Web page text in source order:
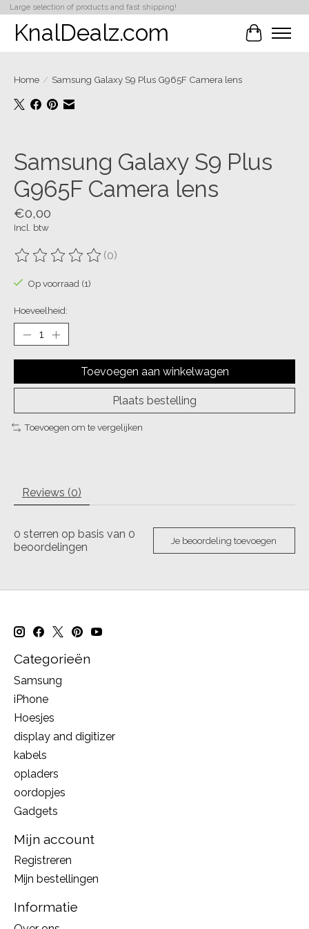
Large selection of products and fast shipping!
KnalDealz.com
Home / Samsung Galaxy S9 Plus G965F Camera lens
Samsung Galaxy S9 Plus
G965F Camera lens
€0,00
Incl. btw
De beoordeling van dit product is
(0)
Op voorraad (1)
Hoeveelheid:
Toevoegen aan winkelwagen
Plaats bestelling
Toevoegen om te vergelijken
Reviews (0)
0 sterren op basis van 0
beoordelingen
Je beoordeling toevoegen
Categorieën
Samsung
iPhone
Hoesjes
display and digitizer
kabels
opladers
oordopjes
Gadgets
Mijn account
Registreren
Mijn bestellingen
Informatie